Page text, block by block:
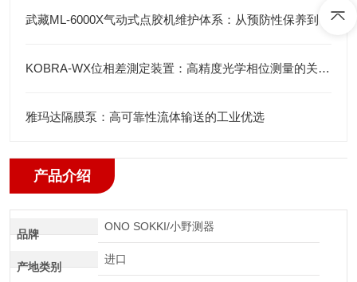
KOBRA-WX位相差測定装置：高精度光学相位测量的关键技术解析
雅玛达隔膜泵：高可靠性流体输送的工业优选
产品介绍
品牌
ONO SOKKI/小野测器
产地类别
进口